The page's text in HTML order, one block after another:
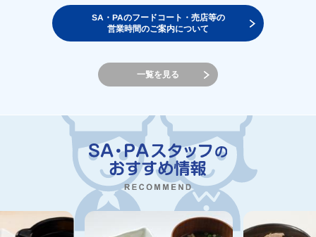
SA・PAのフードコート・売店等の
営業時間のご案内について
一覧を見る